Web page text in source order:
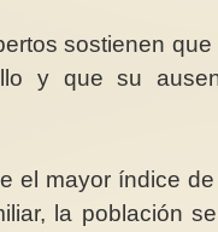
sostienen
y que su
el mayor índice
la población